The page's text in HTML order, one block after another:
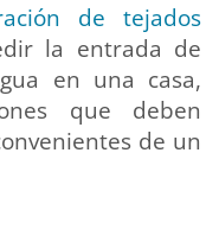
de tejados
la entrada de
en una casa,
que deben
de un